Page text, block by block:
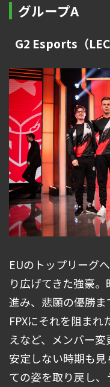
グループA
G2 Esports（LEC
EUのトップリーグ
り広げてきた強豪
進み、悲願の優勝
FPXにそれを阻ま
えなど、メンバー
安定しない時期も
ての姿を取り戻し